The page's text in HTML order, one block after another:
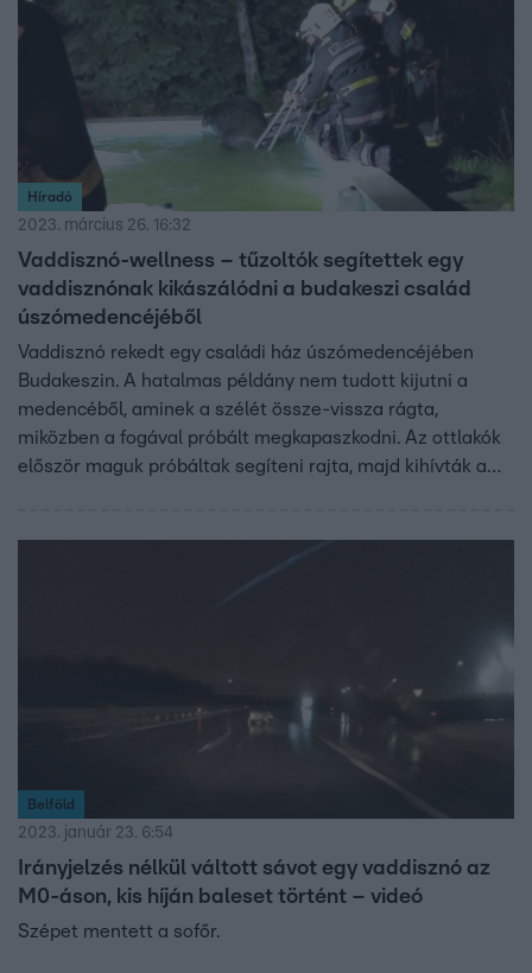
Híradó
2023. március 26. 16:32
Vaddisznó-wellness – tűzoltók segítettek egy
vaddisznónak kikászálódni a budakeszi család
úszómedencéjéből
Vaddisznó rekedt egy családi ház úszómedencéjében
Budakeszin. A hatalmas példány nem tudott kijutni a
medencéből, aminek a szélét össze-vissza rágta,
miközben a fogával próbált megkapaszkodni. Az ottlakók
először maguk próbáltak segíteni rajta, majd kihívták a
Belföld
2023. január 23. 6:54
Irányjelzés nélkül váltott sávot egy vaddisznó az
M0-áson, kis híján baleset történt – videó
Szépet mentett a sofőr.